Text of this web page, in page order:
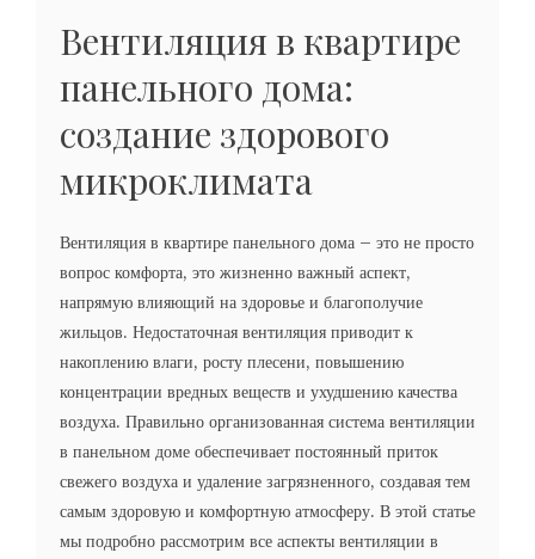
Вентиляция в квартире
панельного дома:
создание здорового
микроклимата
Вентиляция в квартире панельного дома – это не просто
вопрос комфорта, это жизненно важный аспект,
напрямую влияющий на здоровье и благополучие
жильцов. Недостаточная вентиляция приводит к
накоплению влаги, росту плесени, повышению
концентрации вредных веществ и ухудшению качества
воздуха. Правильно организованная система вентиляции
в панельном доме обеспечивает постоянный приток
свежего воздуха и удаление загрязненного, создавая тем
самым здоровую и комфортную атмосферу. В этой статье
мы подробно рассмотрим все аспекты вентиляции в